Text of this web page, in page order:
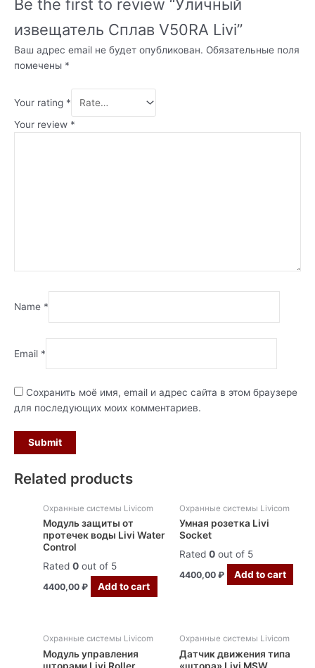
Be the first to review “Уличный
извещатель Сплав V50RA Livi”
Ваш адрес email не будет опубликован. Обязательные поля
помечены *
Your rating *
Your review *
Name *
Email *
Сохранить моё имя, email и адрес сайта в этом браузере
для последующих моих комментариев.
Related products
Охранные системы Livicom
Модуль защиты от
протечек воды Livi Water
Control
Rated0 out of 5
4400,00₽ Add to cart
Охранные системы Livicom
Умная розетка Livi
Socket
Rated 0out of 5
4400,00 ₽ Add to cart
Охранные системы Livicom
Модуль управления
Охранные системы Livicom
Датчик движения типа